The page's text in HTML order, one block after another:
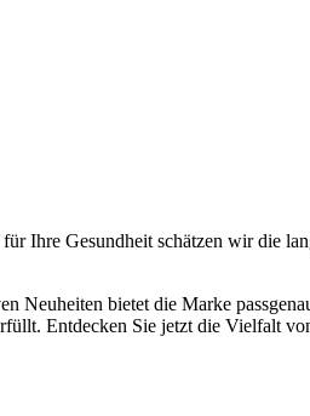
Ihre Gesundheit schätzen wir die
Neuheiten bietet die Marke
Entdecken Sie jetzt die Vielfalt